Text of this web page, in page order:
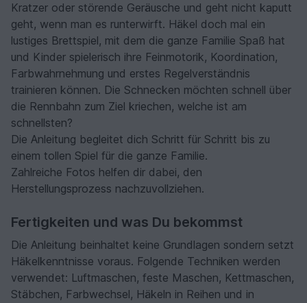
Kratzer oder störende Geräusche und geht nicht kaputt
geht, wenn man es runterwirft. Häkel doch mal ein
lustiges Brettspiel, mit dem die ganze Familie Spaß hat
und Kinder spielerisch ihre Feinmotorik, Koordination,
Farbwahrnehmung und erstes Regelverständnis
trainieren können. Die Schnecken möchten schnell über
die Rennbahn zum Ziel kriechen, welche ist am
schnellsten?
Die Anleitung begleitet dich Schritt für Schritt bis zu
einem tollen Spiel für die ganze Familie.
Zahlreiche Fotos helfen dir dabei, den
Herstellungsprozess nachzuvollziehen.
Fertigkeiten und was Du bekommst
Die Anleitung beinhaltet keine Grundlagen sondern setzt
Häkelkenntnisse voraus. Folgende Techniken werden
verwendet: Luftmaschen, feste Maschen, Kettmaschen,
Stäbchen, Farbwechsel, Häkeln in Reihen und in